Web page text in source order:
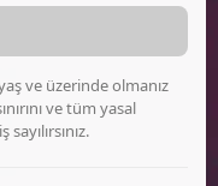
ve üzerinde olmanız
ve tüm yasal